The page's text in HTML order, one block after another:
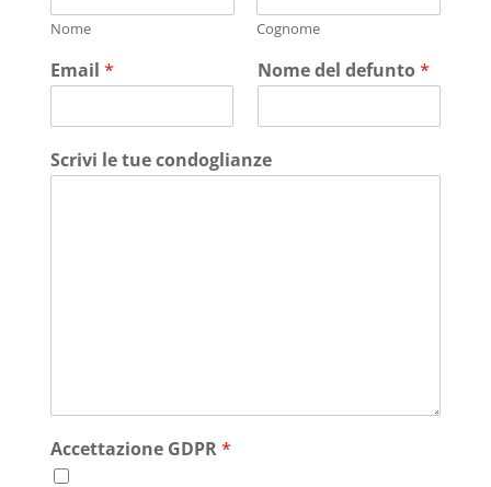
Nome Cognome
Email * Nome del defunto*
Scrivi le tue condoglianze
Accettazione GDPR*